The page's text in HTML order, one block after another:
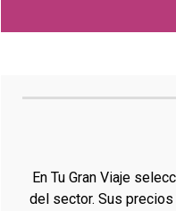
En Tu Gran Viaje
del sector. Sus